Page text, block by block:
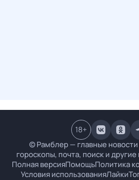
© Рамблер — главные
гороскопы, почта, поиск и
Полная версияПомощьПолитика
Условия использованияЛайки
18+